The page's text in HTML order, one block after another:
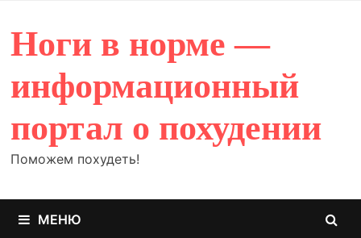
содержимому
Ноги в норме —
информационный
портал о похудении
Поможем похудеть!
МЕНЮ